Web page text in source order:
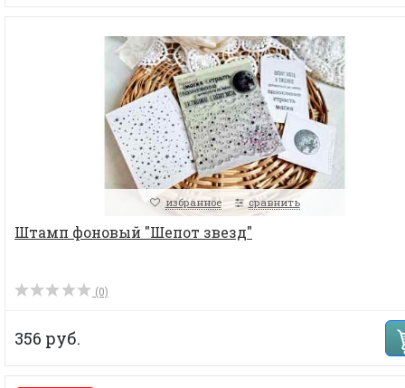
избранное сравнить
Штамп фоновый "Шепот звезд"
(0)
356 руб.